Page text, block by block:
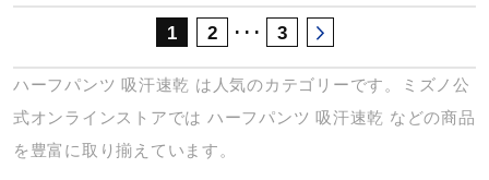
1 2 ･･･ 3
ハーフパンツ 吸汗速乾 は人気のカテゴリーです。ミズノ公
式オンラインストアでは ハーフパンツ 吸汗速乾 などの商品
を豊富に取り揃えています。